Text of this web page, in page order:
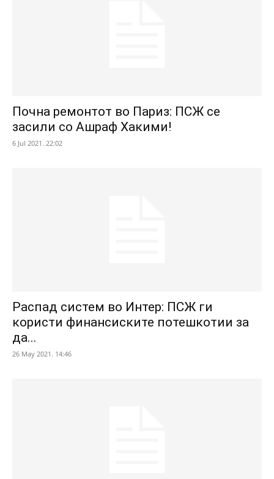
Почна ремонтот во Париз: ПСЖ се
засили со Ашраф Хакими!
6 Jul 2021. 22:02
Распад систем во Интер: ПСЖ ги
користи финансиските потешкотии за
да...
26 May 2021. 14:46